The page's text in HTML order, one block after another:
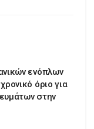
ενόπλων
όριο για
στην